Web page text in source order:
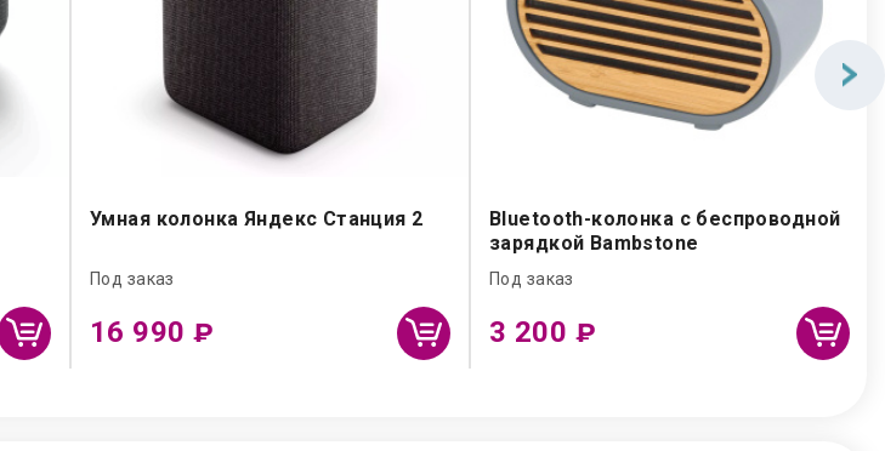
Умная колонка Яндекс Станция 2
Под заказ
16 990 ₽
Bluetooth-колонка с беспроводной
зарядкой Bambstone
Под заказ
3 200 ₽